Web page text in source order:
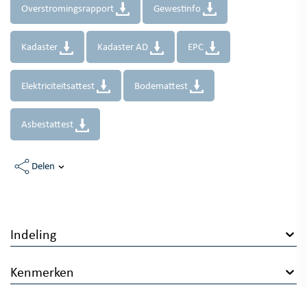
Overstromingsrapport Gewestinfo
Kadaster Kadaster AD EPC
Elektriciteitsattest Bodemattest
Asbestattest
Delen
Indeling
Kenmerken